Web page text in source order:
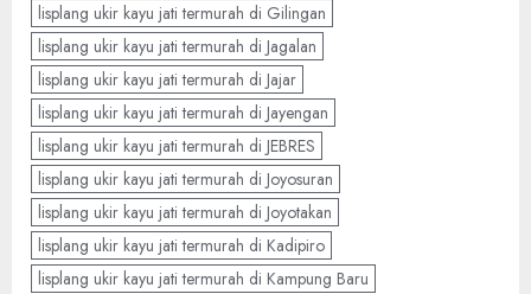
lisplang ukir kayu jati termurah di Gilingan
lisplang ukir kayu jati termurah di Jagalan
lisplang ukir kayu jati termurah di Jajar
lisplang ukir kayu jati termurah di Jayengan
lisplang ukir kayu jati termurah di JEBRES
lisplang ukir kayu jati termurah di Joyosuran
lisplang ukir kayu jati termurah di Joyotakan
lisplang ukir kayu jati termurah di Kadipiro
lisplang ukir kayu jati termurah di Kampung Baru